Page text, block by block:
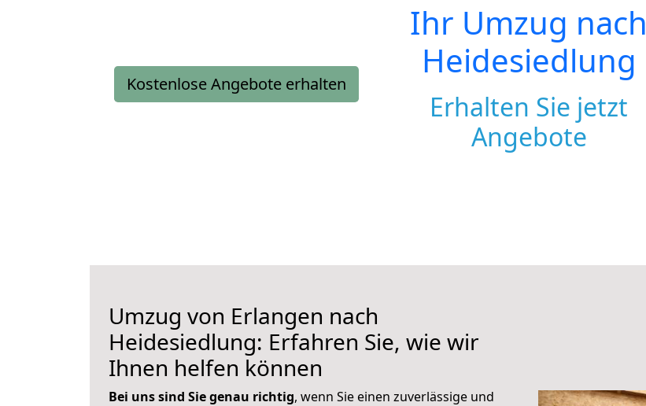
Kostenlose Angebote erhalten
Ihr Umzug nach
Heidesiedlung
Erhalten Sie jetzt
Angebote
Umzug von Erlangen nach
Heidesiedlung: Erfahren Sie, wie wir
Ihnen helfen können
Bei uns sind Sie genau richtig, wenn Sie einen zuverlässige und